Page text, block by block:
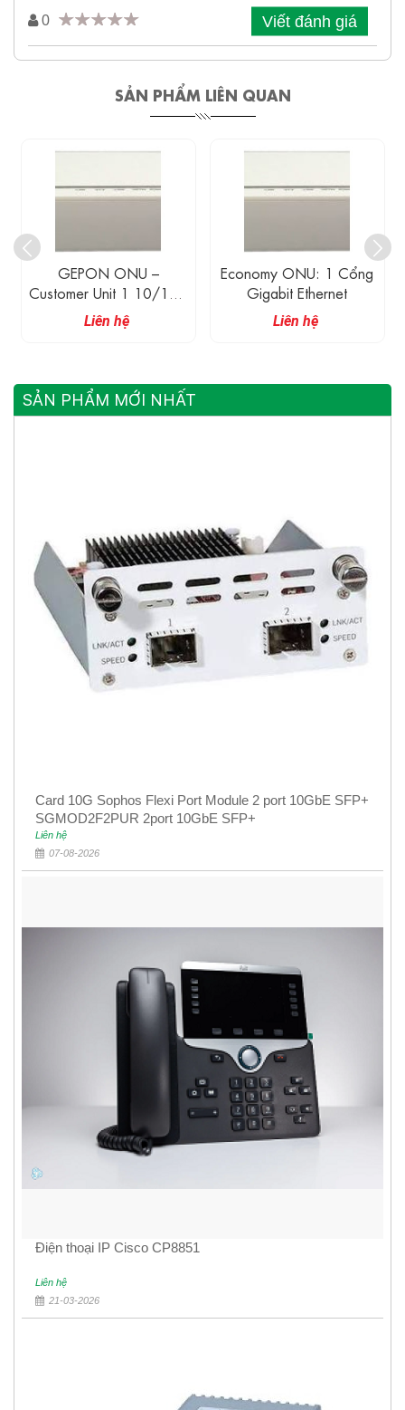
0 Viết đánh giá
SẢN PHẨM LIÊN QUAN
GEPON ONU –
Customer Unit 1 10/100
Mbit/s Và 1 Cổng PON
Liên hệ
Economy ONU: 1 Cổng
Gigabit Ethernet
Liên hệ
SẢN PHẨM MỚI NHẤT
Card 10G Sophos Flexi Port Module 2 port 10GbE SFP+
SGMOD2F2PUR 2port 10GbE SFP+
Liên hệ
07-08-2026
Điện thoại IP Cisco CP8851
Liên hệ
21-03-2026